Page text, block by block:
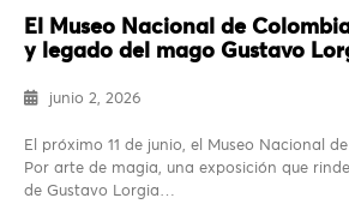
El Museo Nacional de
y legado del mago Gustavo
junio 2, 2026
El próximo 11 de junio, el Museo Nacional
Por arte de magia, una exposición que
de Gustavo Lorgia…